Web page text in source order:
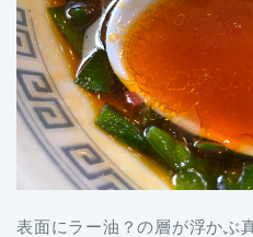
表面にラー油？の層が浮かぶ